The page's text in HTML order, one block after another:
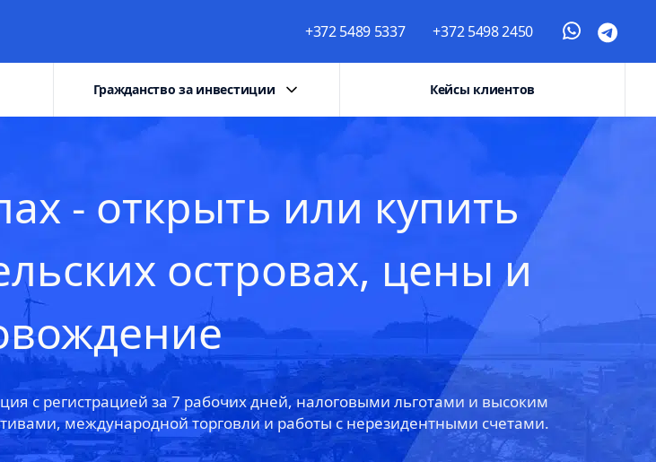
+372 5489 5337 +372 5498 2450
Гражданство за инвестиции Кейсы клиентов
- открыть или купить
островах, цены и
с регистрацией за 7 рабочих дней, налоговыми льготами и высоким
международной торговли и работы с нерезидентными счетами.